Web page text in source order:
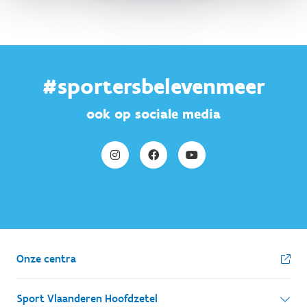
#sportersbelevenmeer
ook op sociale media
Onze centra
Sport Vlaanderen Hoofdzetel